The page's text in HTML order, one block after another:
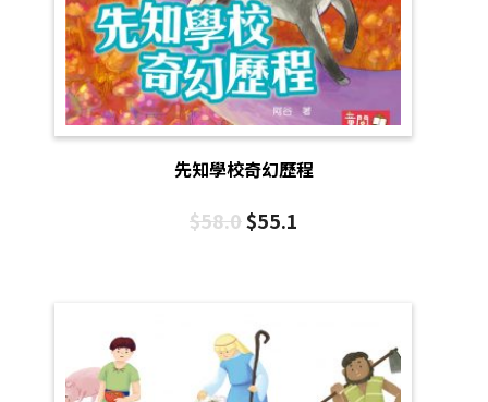
先知學校奇幻歷程
$58.0$55.1